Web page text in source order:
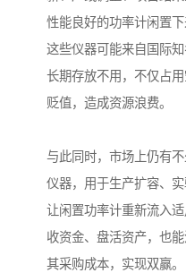
性能良好的功率计闲置下
这些仪器可能来自国际
长期存放不用，不仅占
贬值，造成资源浪费。
与此同时，市场上仍有
仪器，用于生产扩容、实
让闲置功率计重新流入
收资金、盘活资产，也
其采购成本，实现双赢。